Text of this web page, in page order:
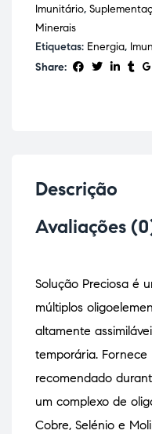
Imunitário,
Minerais
Etiquetas: Energia,
Share:
Descrição
Avaliações
Solução Preciosa é
múltiplos
altamente
temporária.
recomendado
um complexo de
Cobre, Selénio e